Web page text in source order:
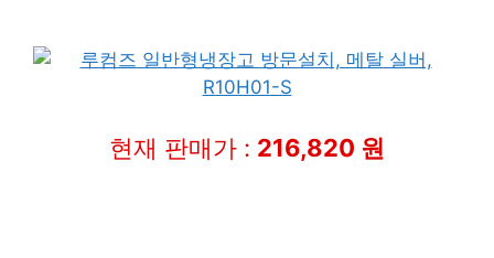
현재 판매가 : 216,820 원